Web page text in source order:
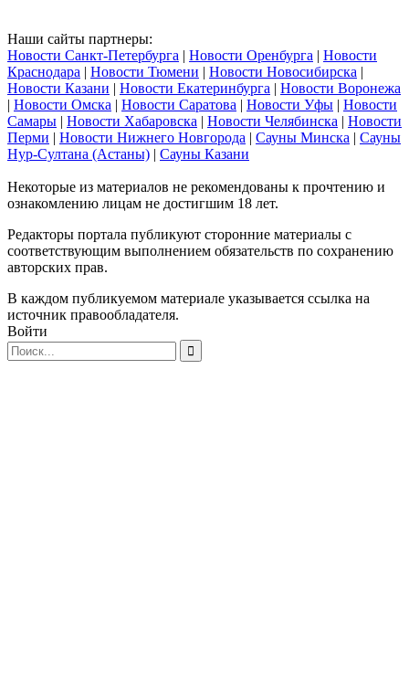
Наши сайты партнеры:
Новости Санкт-Петербурга | Новости Оренбурга | Новости
Краснодара | Новости Тюмени | Новости Новосибирска |
Новости Казани | Новости Екатеринбурга | Новости Воронежа
| Новости Омска | Новости Саратова | Новости Уфы | Новости
Самары | Новости Хабаровска | Новости Челябинска | Новости
Перми | Новости Нижнего Новгорода | Сауны Минска | Сауны
Нур-Султана (Астаны) | Сауны Казани
Некоторые из материалов не рекомендованы к прочтению и
ознакомлению лицам не достигшим 18 лет.
Редакторы портала публикуют сторонние материалы с
соответствующим выполнением обязательств по сохранению
авторских прав.
В каждом публикуемом материале указывается ссылка на
источник правообладателя.
Войти